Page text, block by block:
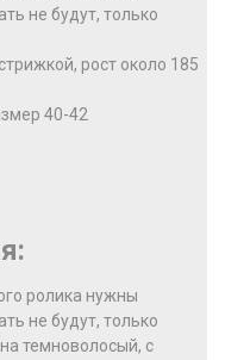
не будут, только
рост около 185
40-42
ролика нужны
не будут, только
темноволосый, с